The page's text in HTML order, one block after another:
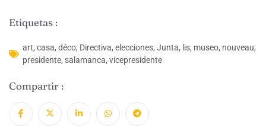
Etiquetas :
art, casa, déco, Directiva, elecciones, Junta, lis, museo, nouveau,
presidente, salamanca, vicepresidente
Compartir :